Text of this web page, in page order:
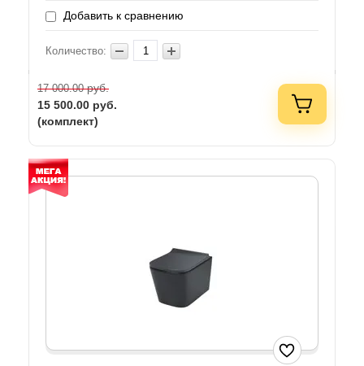
Добавить к сравнению
Количество:
17 000.00руб.
15 500.00 руб.
(комплект)